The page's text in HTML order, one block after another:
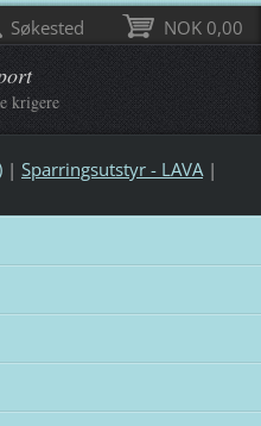
krigere
| Sparringsutstyr - LAVA |
NOK 0,00
Søkested